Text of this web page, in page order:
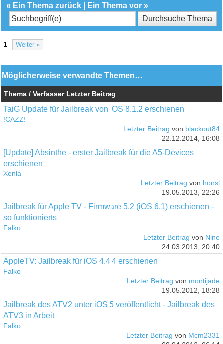
« Ein Thema zurück Ein Thema vor »
1 Weiter »
Möglicherweise verwandte Themen…
Thema / Verfasser Letzter Beitrag
TaiG Update für Jailbreak von iOS 8.1.2 erschienen
!CAZZ!
Letzter Beitrag von blackout84
22.12.2014, 16:08
[Update] Absinthe - erster Jailbreak für die A5-Devices
erschienen
Xenia
Letzter Beitrag von honsl
19.05.2013, 22:26
Jailbreak für Apple TV - Firmware 5.2 (iOS 6.1) erschienen -
so funktionierts
Falko
Letzter Beitrag von Nine
24.03.2013, 20:40
AppleTV: Jailbreak für iOS 4.4.4 erschienen
Falko
Letzter Beitrag von montijade
19.05.2012, 18:28
Jailbreak des ATV2 unter iOS 5 veröffentlicht - Jailbreak des
ATV3 in Arbeit
Falko
Letzter Beitrag von Mcm2331